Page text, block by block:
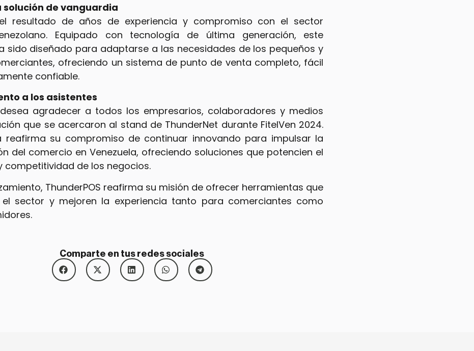
solución de vanguardia
resultado de años de experiencia y compromiso con el sector
Equipado con tecnología de última generación, este
sido diseñado para adaptarse a las necesidades de los pequeños y
ofreciendo un sistema de punto de venta completo, fácil
confiable.
a los asistentes
desea agradecer a todos los empresarios, colaboradores y medios
que se acercaron al stand de ThunderNet durante FitelVen 2024.
reafirma su compromiso de continuar innovando para impulsar la
del comercio en Venezuela, ofreciendo soluciones que potencien el
competitividad de los negocios.
ThunderPOS reafirma su misión de ofrecer herramientas que
sector y mejoren la experiencia tanto para comerciantes como
Comparte en tus redes sociales